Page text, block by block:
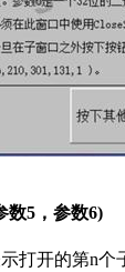
数5，参数6)
打开的第n个